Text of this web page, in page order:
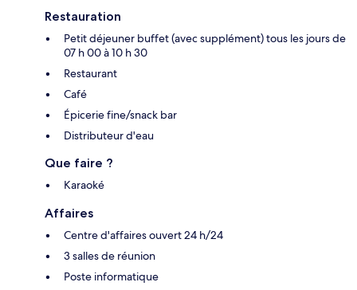
Restauration
Petit déjeuner buffet (avec supplément) tous les jours de
07 h 00 à 10 h 30
Restaurant
Café
Épicerie fine/snack bar
Distributeur d'eau
Que faire ?
Karaoké
Affaires
Centre d'affaires ouvert 24 h/24
3 salles de réunion
Poste informatique